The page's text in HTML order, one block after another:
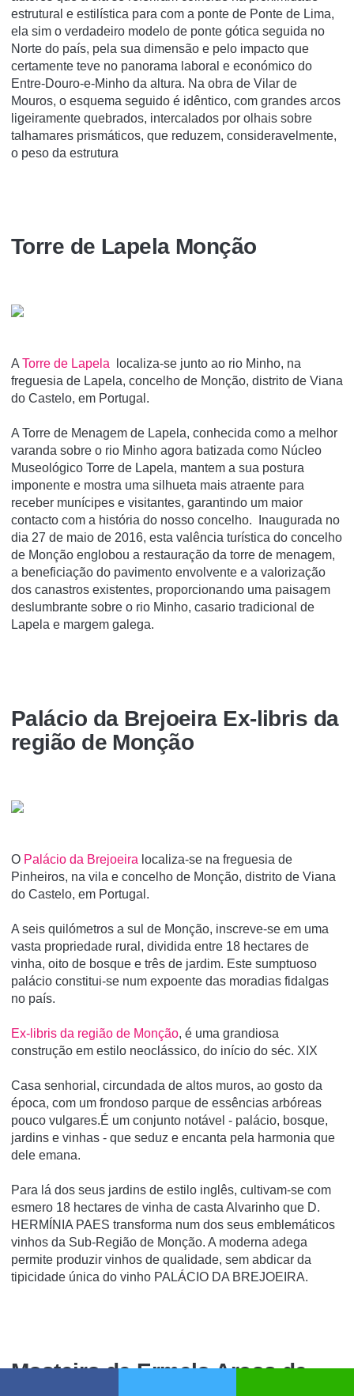
estrutural e estilística para com a ponte de Ponte de Lima,
ela sim o verdadeiro modelo de ponte gótica seguida no
Norte do país, pela sua dimensão e pelo impacto que
certamente teve no panorama laboral e económico do
Entre-Douro-e-Minho da altura. Na obra de Vilar de
Mouros, o esquema seguido é idêntico, com grandes arcos
ligeiramente quebrados, intercalados por olhais sobre
talhamares prismáticos, que reduzem, consideravelmente,
o peso da estrutura
Torre de Lapela Monção
A Torre de Lapela localiza-se junto ao rio Minho, na
freguesia de Lapela, concelho de Monção, distrito de Viana
do Castelo, em Portugal.
A Torre de Menagem de Lapela, conhecida como a melhor
varanda sobre o rio Minho agora batizada como Núcleo
Museológico Torre de Lapela, mantem a sua postura
imponente e mostra uma silhueta mais atraente para
receber munícipes e visitantes, garantindo um maior
contacto com a história do nosso concelho. Inaugurada no
dia 27 de maio de 2016, esta valência turística do concelho
de Monção englobou a restauração da torre de menagem,
a beneficiação do pavimento envolvente e a valorização
dos canastros existentes, proporcionando uma paisagem
deslumbrante sobre o rio Minho, casario tradicional de
Lapela e margem galega.
Palácio da Brejoeira Ex-libris da
região de Monção
O Palácio da Brejoeira localiza-se na freguesia de
Pinheiros, na vila e concelho de Monção, distrito de Viana
do Castelo, em Portugal.
A seis quilómetros a sul de Monção, inscreve-se em uma
vasta propriedade rural, dividida entre 18 hectares de
vinha, oito de bosque e três de jardim. Este sumptuoso
palácio constitui-se num expoente das moradias fidalgas
no paí­s.
Ex-libris da região de Monção, é uma grandiosa
construção em estilo neoclássico, do início do séc. XIX
Casa senhorial, circundada de altos muros, ao gosto da
época, com um frondoso parque de essências arbóreas
pouco vulgares.É um conjunto notável - palácio, bosque,
jardins e vinhas - que seduz e encanta pela harmonia que
dele emana.
Para lá dos seus jardins de estilo inglês, cultivam-se com
esmero 18 hectares de vinha de casta Alvarinho que D.
HERMÍNIA PAES transforma num dos seus emblemáticos
vinhos da Sub-Região de Monção. A moderna adega
permite produzir vinhos de qualidade, sem abdicar da
tipicidade única do vinho PALÁCIO DA BREJOEIRA.
Mosteiro de Ermelo Arcos de